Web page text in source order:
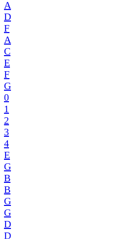
A
D
F
A
C
E
F
G
0
1
2
3
4
E
G
B
B
G
G
D
D